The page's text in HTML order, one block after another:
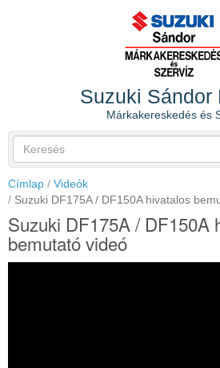
Suzuki Sándor
Márkakereskedés és
Keresés
űrlap
Címlap
Videók
Suzuki DF175A / DF150A hivatalos
Suzuki DF175A / DF150A
bemutató videó